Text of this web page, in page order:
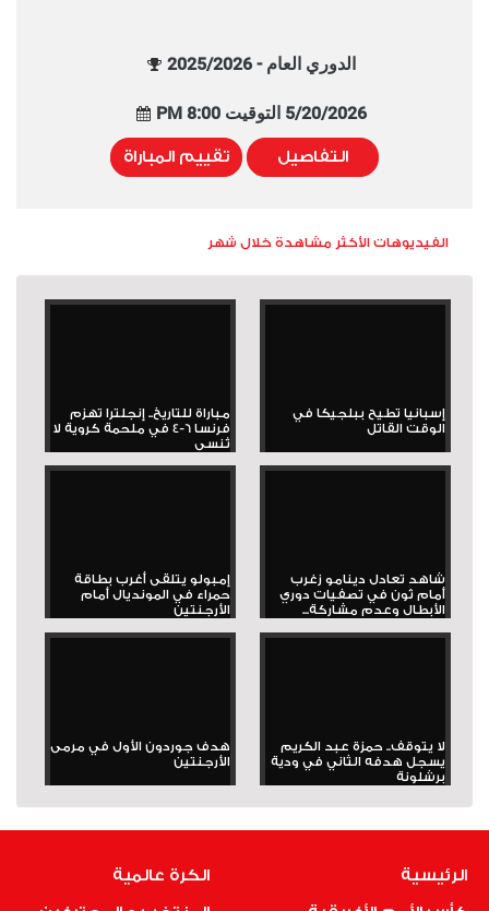
الدوري العام - 2025/2026
5/20/2026 التوقيت 8:00 PM
التفاصيل تقييم المباراة
الفيديوهات الأكثر مشاهدة خلال شهر
إسبانيا تطيح ببلجيكا في
الوقت القاتل
مباراة للتاريخ.. إنجلترا تهزم
فرنسا 6-4 في ملحمة كروية لا
تُنسى
شاهد تعادل دينامو زغرب
أمام ثون في تصفيات دوري
الأبطال وعدم مشاركة...
إمبولو يتلقى أغرب بطاقة
حمراء في المونديال أمام
الأرجنتين
لا يتوقف.. حمزة عبد الكريم
يسجل هدفه الثاني في ودية
برشلونة
هدف جوردون الأول في مرمى
الأرجنتين
الرئيسية
الكرة عالمية